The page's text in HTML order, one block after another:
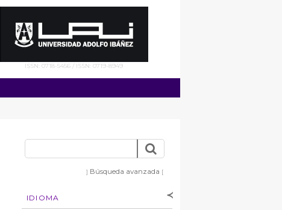
ISSN: 0718-5456 / ISSN: 0719-8949
] Búsqueda avanzada [
IDIOMA